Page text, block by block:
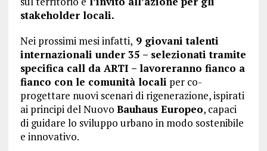
stakeholder locali.
Nei prossimi mesi infatti, 9 giovani talenti
internazionali under 35 – selezionati tramite
specifica call da ARTI – lavoreranno fianco a
fianco con le comunità locali per co-
progettare nuovi scenari di rigenerazione, ispirati
ai principi del Nuovo Bauhaus Europeo, capaci
di guidare lo sviluppo urbano in modo sostenibile
e innovativo.